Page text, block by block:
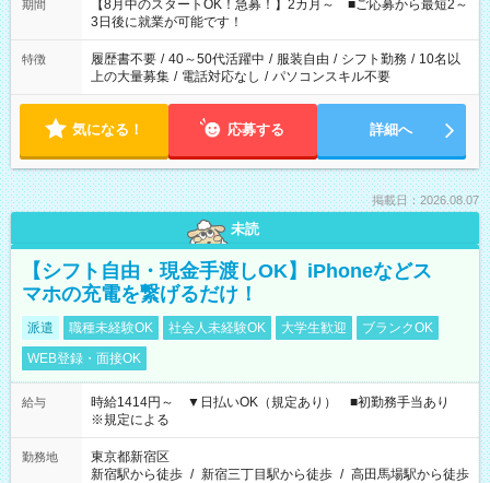
ね。 ※Wワーク希望の方へ 今ご覧のお仕事で希望する勤務時間
と、もう1つのお仕事の勤務時間。 合計で週40時間を超える場
合は応募できません。
期間
【8月中のスタートOK！急募！】2カ月～ ■ご応募から最短2～
3日後に就業が可能です！
特徴 履歴書不要 / 40～50代活躍中 / 服装自由 / シフト勤務 / 10名以
上の大量募集 / 電話対応なし / パソコンスキル不要
気になる！ 応募する 詳細へ
掲載日：2026.08.07
未読
【シフト自由・現金手渡しOK】iPhoneなどス
マホの充電を繋げるだけ！
派遣 職種未経験OK 社会人未経験OK 大学生歓迎
ブランクOK
WEB登録・面接OK
給与
時給1414円～ ▼日払いOK（規定あり） ■初勤務手当あり
※規定による
勤務地
東京都新宿区
新宿駅から徒歩 / 新宿三丁目駅から徒歩 / 高田馬場駅から徒歩